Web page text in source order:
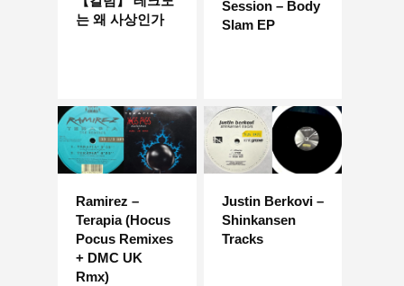
는 왜 사상인가
Session – Body
Slam EP
Ramirez –
Terapia (Hocus
Pocus Remixes
+ DMC UK
Rmx)
Justin Berkovi –
Shinkansen
Tracks